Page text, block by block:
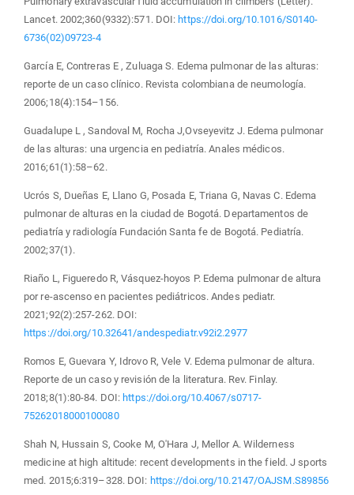
Lancet. 2002;360(9332):571. DOI: https://doi.org/10.1016/S0140-
6736(02)09723-4
García E, Contreras E , Zuluaga S. Edema pulmonar de las alturas:
reporte de un caso clínico. Revista colombiana de neumología.
2006;18(4):154–156.
Guadalupe L , Sandoval M, Rocha J,Ovseyevitz J. Edema pulmonar
de las alturas: una urgencia en pediatría. Anales médicos.
2016;61(1):58–62.
Ucrós S, Dueñas E, Llano G, Posada E, Triana G, Navas C. Edema
pulmonar de alturas en la ciudad de Bogotá. Departamentos de
pediatría y radiología Fundación Santa fe de Bogotá. Pediatría.
2002;37(1).
Riaño L, Figueredo R, Vásquez-hoyos P. Edema pulmonar de altura
por re-ascenso en pacientes pediátricos. Andes pediatr.
2021;92(2):257-262. DOI:
https://doi.org/10.32641/andespediatr.v92i2.2977
Romos E, Guevara Y, Idrovo R, Vele V. Edema pulmonar de altura.
Reporte de un caso y revisión de la literatura. Rev. Finlay.
2018;8(1):80-84. DOI: https://doi.org/10.4067/s0717-
75262018000100080
Shah N, Hussain S, Cooke M, O'Hara J, Mellor A. Wilderness
medicine at high altitude: recent developments in the field. J sports
med. 2015;6:319–328. DOI: https://doi.org/10.2147/OAJSM.S89856